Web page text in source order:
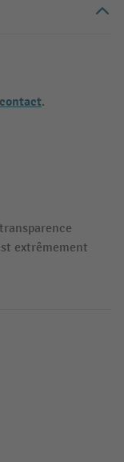
.
extrêmement